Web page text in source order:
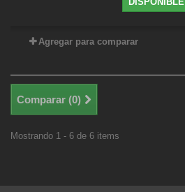
Agregar para comparar
Comparar (0)
Mostrando 1 - 6 de 6 items